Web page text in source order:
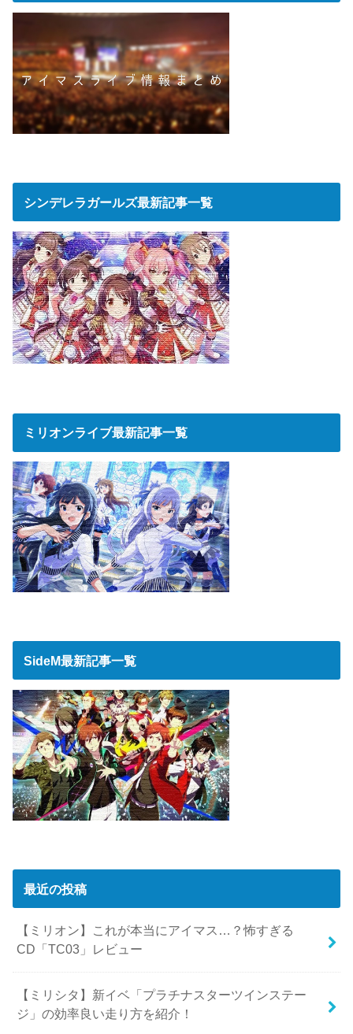
シンデレラガールズ最新記事一覧
ミリオンライブ最新記事一覧
SideM最新記事一覧
最近の投稿
【ミリオン】これが本当にアイマス…？怖すぎる
CD「TC03」レビュー
【ミリシタ】新イベ「プラチナスターツインステー
ジ」の効率良い走り方を紹介！